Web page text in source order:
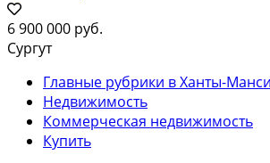
6 900 000 руб.
Сургут
Главные рубрики в Ханты-
Недвижимость
Коммерческая недвижимость
Купить